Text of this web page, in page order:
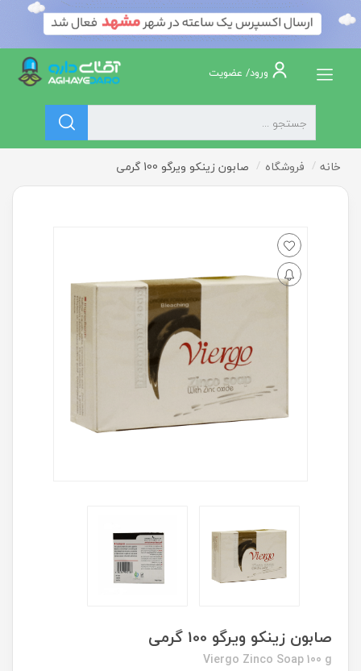
ورود/ عضویت
خانه فروشگاه صابون زینکو ویرگو 100 گرمی
صابون زینکو ویرگو 100 گرمی
Viergo Zinco Soap 100 g